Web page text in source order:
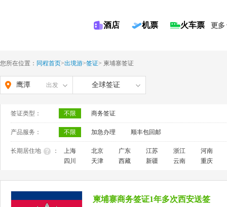
酒店 机票 火车票 更多
您所在位置： 同程首页>出境游>签证> 柬埔寨签证
鹰潭 出发 全球签证
签证类型： 不限 商务签证
产品服务： 不限 加急办理 顺丰包回邮
长期居住地 ： 上海 北京 广东 江苏 浙江
河南
四川
天津 西藏 新疆 云南 重庆
柬埔寨商务签证1年多次西安送签